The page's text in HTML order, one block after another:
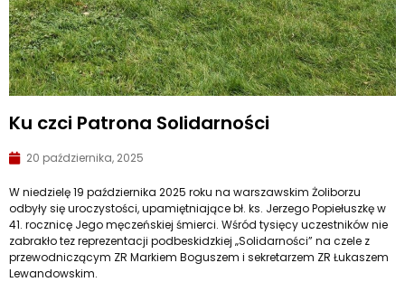
Ku czci Patrona Solidarności
20 października, 2025
W niedzielę 19 października 2025 roku na warszawskim Żoliborzu
odbyły się uroczystości, upamiętniające bł. ks. Jerzego Popiełuszkę w
41. rocznicę Jego męczeńskiej śmierci. Wśród tysięcy uczestników nie
zabrakło tez reprezentacji podbeskidzkiej „Solidarności” na czele z
przewodniczącym ZR Markiem Boguszem i sekretarzem ZR Łukaszem
Lewandowskim.